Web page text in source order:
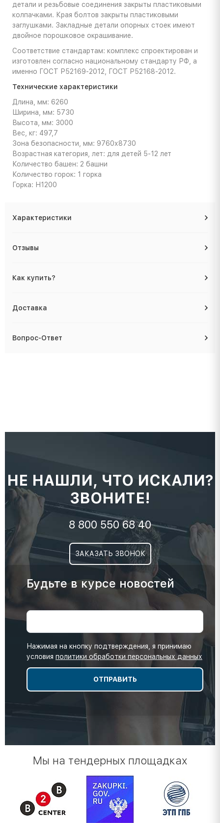
детали и резьбовые соединения закрыты пластиковыми
колпачками. Края болтов закрыты пластиковыми
заглушками. Закладные детали опорных стоек имеют
двойное порошковое окрашивание.
Соответствие стандартам: комплекс спроектирован и
изготовлен согласно национальному стандарту РФ, а
именно ГОСТ Р52169-2012, ГОСТ Р52168-2012.
Технические характеристики
Длина, мм: 6260
Ширина, мм: 5730
Высота, мм: 3000
Вес, кг: 497,7
Зона безопасности, мм: 9760х8730
Возрастная категория, лет: для детей 5-12 лет
Количество башен: 2 башни
Количество горок: 1 горка
Горка: Н1200
Характеристики
Отзывы
Как купить?
Доставка
Вопрос-Ответ
НЕ НАШЛИ, ЧТО ИСКАЛИ?
ЗВОНИТЕ!
8 800 550 68 40
ЗАКАЗАТЬ ЗВОНОК
Будьте в курсе новостей
Нажимая на кнопку подтверждения, я принимаю
условия политики обработки персональных данных
Мы на тендерных площадках